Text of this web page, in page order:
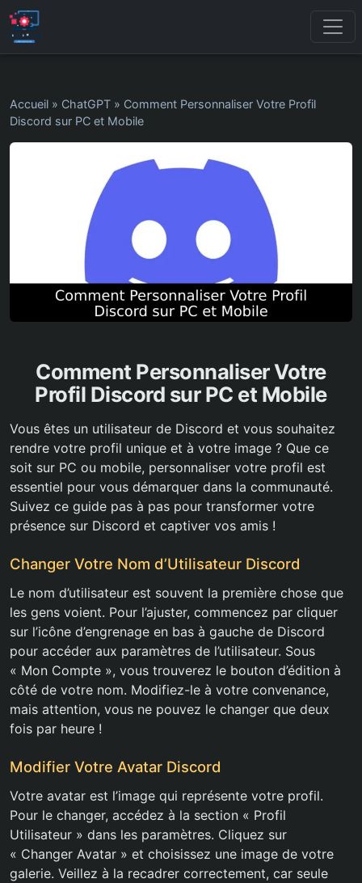
Accueil » ChatGPT » Comment Personnaliser Votre Profil
Discord sur PC et Mobile
Comment Personnaliser Votre
Profil Discord sur PC et Mobile
Vous êtes un utilisateur de Discord et vous souhaitez
rendre votre profil unique et à votre image ? Que ce
soit sur PC ou mobile, personnaliser votre profil est
essentiel pour vous démarquer dans la communauté.
Suivez ce guide pas à pas pour transformer votre
présence sur Discord et captiver vos amis !
Changer Votre Nom d’Utilisateur Discord
Le nom d’utilisateur est souvent la première chose que
les gens voient. Pour l’ajuster, commencez par cliquer
sur l’icône d’engrenage en bas à gauche de Discord
pour accéder aux paramètres de l’utilisateur. Sous
« Mon Compte », vous trouverez le bouton d’édition à
côté de votre nom. Modifiez-le à votre convenance,
mais attention, vous ne pouvez le changer que deux
fois par heure !
Modifier Votre Avatar Discord
Votre avatar est l’image qui représente votre profil.
Pour le changer, accédez à la section « Profil
Utilisateur » dans les paramètres. Cliquez sur
« Changer Avatar » et choisissez une image de votre
galerie. Veillez à la recadrer correctement, car seule